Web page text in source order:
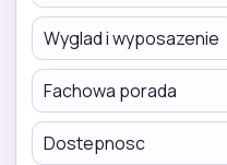
Wyglad i wyposazenie
Fachowa porada
Dostepnosc